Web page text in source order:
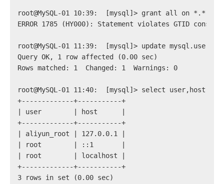
root@MySQL-01 10:39:  [mysql]> grant all on *.*
ERROR 1785 (HY000): Statement violates GTID
root@MySQL-01 11:39:  [mysql]> update
Query OK, 1 row affected (0.00 sec)
Rows matched: 1  Changed: 1  Warnings: 0
root@MySQL-01 11:40:  [mysql]> select user,host
+-------------+-----------+
| user        | host      |
+-------------+-----------+
| aliyun_root | 127.0.0.1 |
| root        | ::1       |
| root        | localhost |
+-------------+-----------+
3 rows in set (0.00 sec)